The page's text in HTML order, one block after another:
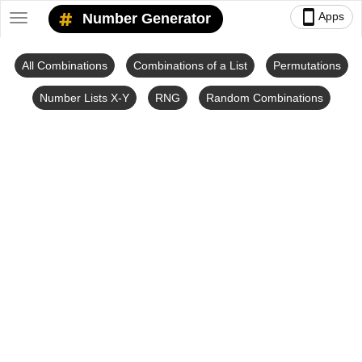
smartphone Apps
Toggle
navigation
Number Generator
All Combinations Combinations of a List Permutations
Number Lists X-Y RNG Random Combinations